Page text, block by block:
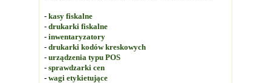
- kasy fiskalne
- drukarki fiskalne
- inwentaryzatory
- drukarki kodów kreskowych
- urządzenia typu POS
- sprawdzarki cen
- wagi etykietujące